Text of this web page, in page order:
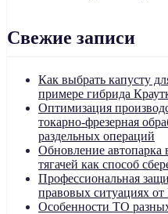
Свежие записи
Как выбрать капусту
примере гибрида
Оптимизация
токарно-фрезерная
раздельных операций
Обновление автопарка
тягачей как способ
Профессиональная
правовых ситуациях
Особенности ТО